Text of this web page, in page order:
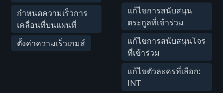
กำหนดความเร็วการ
เคลื่อนที่บนแผนที่
ตั้งค่าความเร็วเกมส์
แก้ไขการสนับสนุน
ตระกูลที่เข้าร่วม
แก้ไขการสนับสนุนโจร
ที่เข้าร่วม
แก้ไขตัวละครที่เลือก:
INT